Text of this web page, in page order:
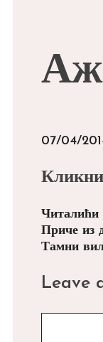
07/04/
Читалићи
Post
navigation
Приче из
Тамни
Leave